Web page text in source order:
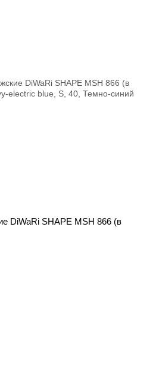
DiWaRi SHAPE MSH 866 (в